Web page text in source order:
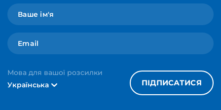
Мова для вашої розсилки
Українська
ПІДПИСАТИСЯ